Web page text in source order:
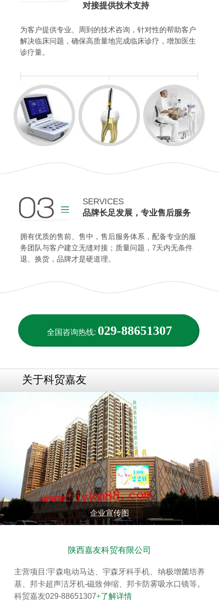
查看更多
对接提供技术支持
为客户提供专业、周到的技术咨询，针对性的帮助客户
解决临床问题，确保高质量地完成临床诊疗，增加医生
诊疗量。
SERVICES
品牌长足发展，专业售后服务
拥有优质的售前、售中，售后服务体系，配备专业的服
务团队与客户建立无缝对接；质量问题，7天内无条件
退、换货，品牌才是硬道理。
全国咨询热线: 029-88651307
关于科贸嘉友
企业宣传图
陕西嘉友科贸有限公司
主营项目:宇森电动马达、宇森牙科手机、纳极增菌培养
基、邦卡超声洁牙机-磁致伸缩、邦卡防雾吸水口镜等。
科贸嘉友029-88651307+了解详情